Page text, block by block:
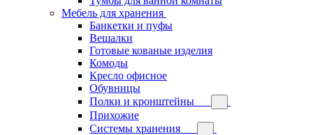
Мебель для хранения
Банкетки и пуфы
Вешалки
Готовые кованые изделия
Комоды
Кресло офисное
Обувницы
Полки и кронштейны
Прихожие
Системы хранения